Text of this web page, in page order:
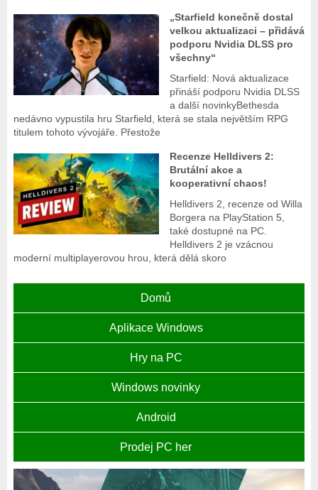
„Starfield konečně dostal
velkou aktualizaci – přidává
podporu Nvidia DLSS pro
všechny“
Starfield: Nová aktualizace
přináší podporu Nvidia DLSS
a další novinkyBethesda
nedávno vypustila hru Starfield, která se stala největším RPG
titulem tohoto vývojáře. Přestože
Recenze Helldivers 2:
Brutální akce a
kooperativní chaos!
Helldivers 2, recenze od Willa
Borgera na PlayStation 5,
také dostupné na PC.
Helldivers 2 je vzácnou
moderní multiplayerovou hrou, která dělá skoro
Domů
Aplikace Windows
Hry na PC
Windows novinky
Android
Prodej PC her